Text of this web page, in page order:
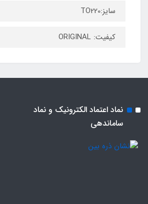
سایز:TO220
کیفیت: ORIGINAL
نماد اعتماد الکترونیک و نماد
ساماندهی